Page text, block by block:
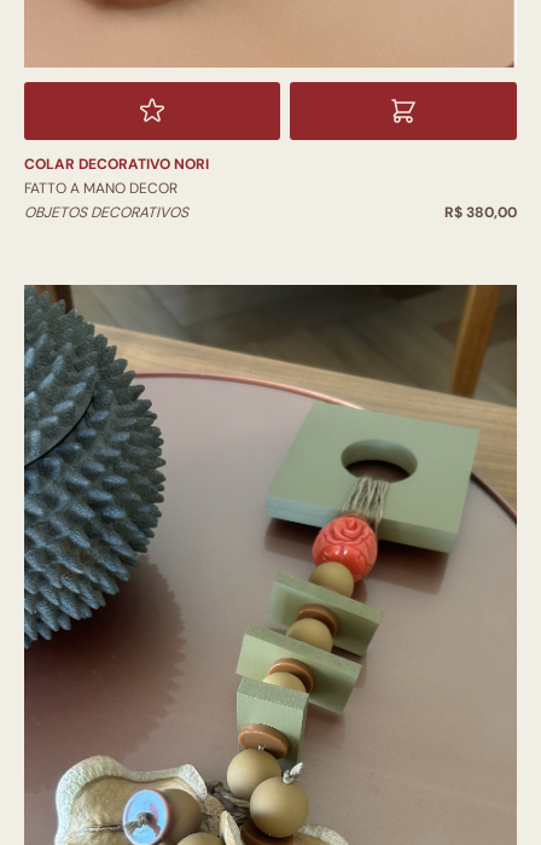
COLAR DECORATIVO NORI
FATTO A MANO DECOR
OBJETOS DECORATIVOS
R$ 380,00